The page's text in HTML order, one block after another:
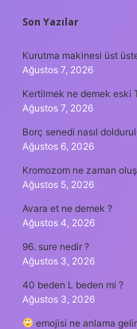
SIDEBAR
Son Yazılar
Kurutma makinesi üst üste
Ağustos 7, 2026
Kertilmek ne demek eski
Ağustos 7, 2026
Borç senedi nasıl
Ağustos 6, 2026
Kromozom ne zaman
Ağustos 5, 2026
Avara et ne demek ?
Ağustos 4, 2026
96. sure nedir ?
Ağustos 3, 2026
40 beden L beden mi ?
Ağustos 3, 2026
emojisi ne anlama